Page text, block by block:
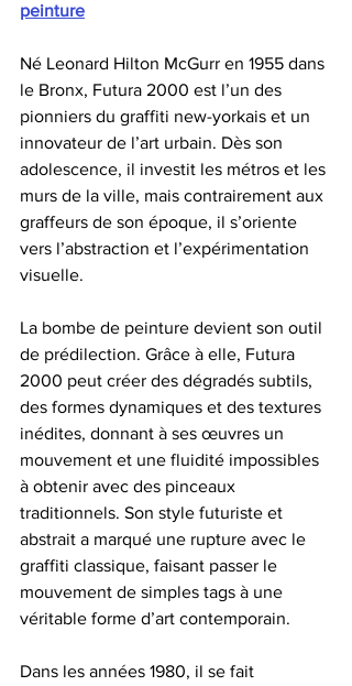
peinture
Né Leonard Hilton McGurr en 1955 dans
le Bronx, Futura 2000 est l’un des
pionniers du graffiti new-yorkais et un
innovateur de l’art urbain. Dès son
adolescence, il investit les métros et les
murs de la ville, mais contrairement aux
graffeurs de son époque, il s’oriente
vers l’abstraction et l’expérimentation
visuelle.
La bombe de peinture devient son outil
de prédilection. Grâce à elle, Futura
2000 peut créer des dégradés subtils,
des formes dynamiques et des textures
inédites, donnant à ses œuvres un
mouvement et une fluidité impossibles
à obtenir avec des pinceaux
traditionnels. Son style futuriste et
abstrait a marqué une rupture avec le
graffiti classique, faisant passer le
mouvement de simples tags à une
véritable forme d’art contemporain.
Dans les années 1980, il se fait